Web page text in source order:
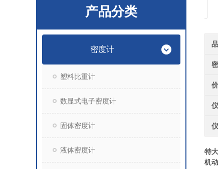
产品分类
密度计
塑料比重计
数显式电子密度计
固体密度计
液体密度计 特
机